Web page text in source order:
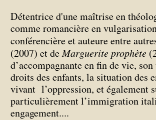
Détentrice d'une maîtrise en
comme romancière en
conférencière et auteure entre
(2007) et deMarguerite prophète
d’accompagnante en fin de vie,
droits des enfants, la situation des
vivant l’oppression, et également
particulièrement l’immigration
engagement....